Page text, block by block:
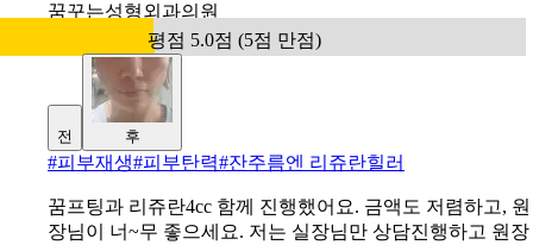
꿈꾸는성형외과의원
평점 5.0점 (5점 만점)
전 후
#피부재생#피부탄력#잔주름엔 리쥬란힐러
꿈프팅과 리쥬란4cc 함께 진행했어요. 금액도 저렴하고, 원
장님이 너~무 좋으세요. 저는 실장님만 상담진행하고 원장